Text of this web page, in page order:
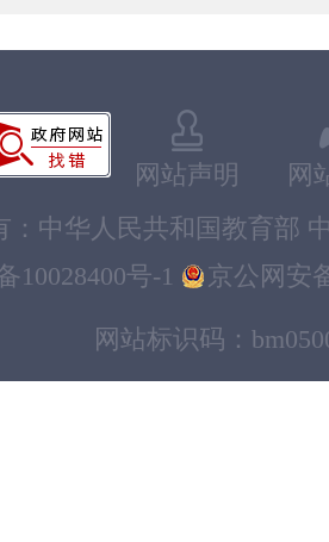
网站声明
网
：中华人民共和国教育部
10028400号-1
京公网安
网站标识码：